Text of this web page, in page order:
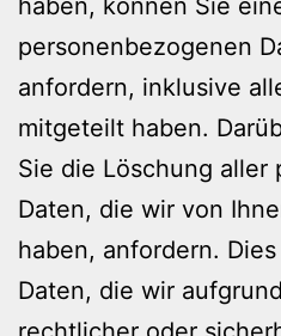
haben, können Sie
personenbezogenen
anfordern, inklusive
mitgeteilt haben.
Sie die Löschung aller
Daten, die wir von
haben, anfordern.
Daten, die wir